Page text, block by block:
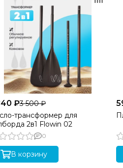
доска надувная, в которой
швов + 6 месяцев
доставка сап борда по
₽3 500 ₽
трансформер для
2в1 Flowin 02
0
В корзину